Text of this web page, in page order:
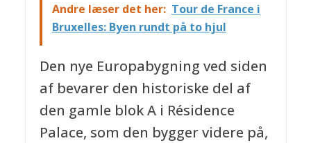
Andre læser det her: Tour de France i
Bruxelles: Byen rundt på to hjul
Den nye Europabygning ved siden
af bevarer den historiske del af
den gamle blok A i Résidence
Palace, som den bygger videre på,